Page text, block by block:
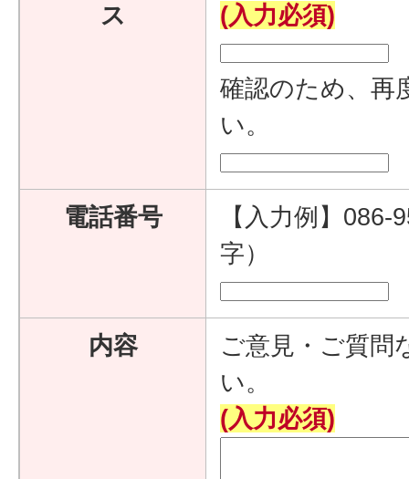
ス
(入力必須)
確認のため、再
い。
電話番号
【入力例】
字）
内容
ご意見・ご質問
い。
(入力必須)